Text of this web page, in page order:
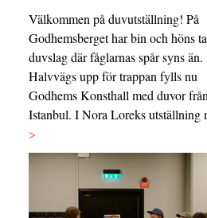
Välkommen på duvutställning! På
Godhemsberget har bin och höns
duvslag där fåglarnas spår syns än.
Halvvägs upp för trappan fylls nu
Godhems Konsthall med duvor
Istanbul. I Nora Loreks
>